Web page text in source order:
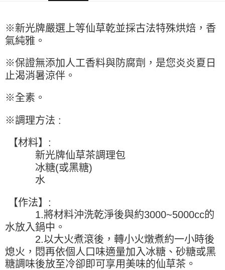
３．安心：先確認商品／服務後，再付款。
【「AFTEE先享後付」結帳流程】
結帳頁面，進行簡訊認證並確認金額後，即可完成結帳。
２．訂單成立數日內，您將收到繳費通知簡訊。
３．收到繳費通知簡訊後14天內，點擊此簡訊中的連結，可透過四大超商／
ATM／網路銀行／等多元方式進行付款，方視為交易完成。
※ 請注意：結帳手續完成當下不需立刻繳費，但若您需要取消訂單，請聯絡
後付繳納相關費用。
是否繳費成功／繳費後需取消欲退款等相關疑問，請聯繫「AFTEE先享後付
客戶支援中心」
【注意事項】
１．透過由恩沛科技股份有限公司提供之「AFTEE先享後付」服務完成之交
易，需依本服務之必要範圍內提供個人資料，並將交易相關給付款項請求債
２．關於個人資料處理事宜，請瀏覽以下網址：
https://aftee.tw/terms/#terms3
３．未成年的使用者請事先徵得法定代理人或監護人之同意方可使用
「AFTEE先享後付」，若未經同意申辦者引起之損失，本公司不負相關責
４．使用「AFTEE先享後付」時，將依據個別帳號之用戶狀況，依本公司即
時審查核予不同之上限額度；若仍有額度不足之情形，本公司將視審查結果
請求用戶進行身份認證。
全家取貨付款-重量限制含紙箱10kg，請控制商品重量在9~9.5
kg
每筆NT$90，滿NT$990(含以上)免運費
付款後全家取貨-重量限制含紙箱10kg，請控制商品重量在9~
每筆NT$90，滿NT$990(含以上)免運費
7-11取貨付款-重量限制含紙箱10kg，請控制商品重量在9~9.5
每筆NT$90，滿NT$990(含以上)免運費
付款後7-11取貨-重量限制含紙箱10kg，請控制商品重量在9~
宅配-新竹物流
每筆NT$150，滿NT$2,000(含以上)免運費
離島客戶-中華郵政
每筆NT$120，滿NT$2,000(含以上)免運費
※新光牌嚴選上等仙草乾並採古法特殊烘焙，香
氣純雅。
※保證無添加人工香料與防腐劑，是您炎炎夏日
止渴消暑涼伴。
※全素。
※調理方法 :
【材料】:
新光牌仙草茶調理包
冰糖(或黑糖)
水
【作法】:
1.將材料沖洗乾淨後與約3000~5000cc的
水放入鍋中。
2.以大火煮滾後，轉小火燉煮約一小時後
熄火，悶再依個人口味適量加入冰糖、砂糖或黑
糖調味後放至冷卻即可享用美味的仙草茶。